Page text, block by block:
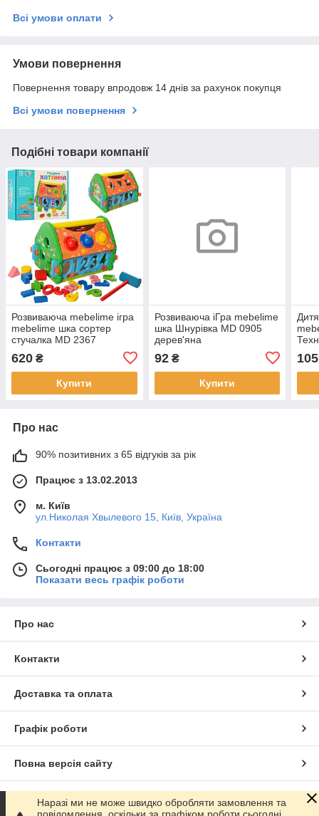
Всі умови оплати
Умови повернення
Повернення товару впродовж 14 днів за рахунок покупця
Всі умови повернення
Подібні товари компанії
Розвиваюча mebelime ігра
mebelime шка сортер
стучалка MD 2367
620 ₴
Купити
Розвиваюча іГра mebelime
шка Шнурівка MD 0905
дерев'яна
92₴
Купити
105
Про нас
90% позитивних з 65 відгуків за рік
Працює з 13.02.2013
м. Київ
ул.Николая Хвылевого 15, Київ, Україна
Контакти
Сьогодні працює з 09:00 до 18:00
Показати весь графік роботи
Про нас
Контакти
Доставка та оплата
Графік роботи
Повна версія сайту
Сайт створено на маркетплейсі Prom.ua
Наразі ми не може швидко обробляти замовлення та